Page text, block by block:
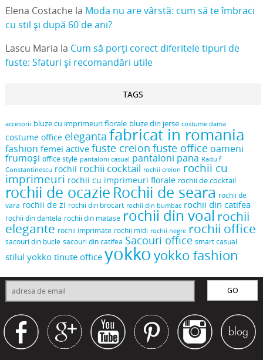
Elena Costachela Moda nu are vârstă: cum să te îmbraci
cu stil și după 60 de ani?
Lascu Maria la Cum să porți corect diferitele tipuri de
fuste: Sfaturi și recomandări utile
TAGS
accesorii bluze cu imprimeuri florale bluze din jerse costume dama
costume office eleganta fabricat in romania
fashion femei active fuste creion fuste office oameni
frumoși office style pantaloni casual pantaloni pana Radu f
Constantinescu rochii rochii cocktail rochii creion rochii cu
imprimeuri rochii cu imprimeuri florale rochii de cocktail
rochii de ocazie Rochii de seara rochii de
vara rochii de zi rochii din brocart rochii din bumbac rochii din catifea
rochii din dantela rochii din matase rochii din voal rochii
elegante rochii imprimate rochii midi rochii negre rochii office
sacouri din bucle sacouri din catifea Sacouri office smart casual
stilul yokko tinute office yokko yokko fashion